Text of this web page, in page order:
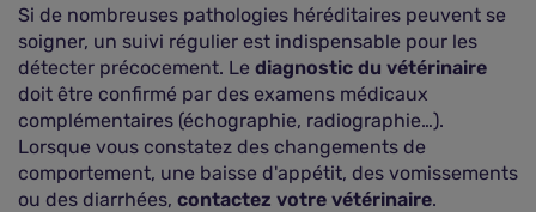
Si de nombreuses pathologies héréditaires peuvent se
soigner, un suivi régulier est indispensable pour les
détecter précocement. Le diagnostic du vétérinaire
doit être confirmé par des examens médicaux
complémentaires (échographie, radiographie…).
Lorsque vous constatez des changements de
comportement, une baisse d'appétit, des vomissements
ou des diarrhées, contactez votre vétérinaire.